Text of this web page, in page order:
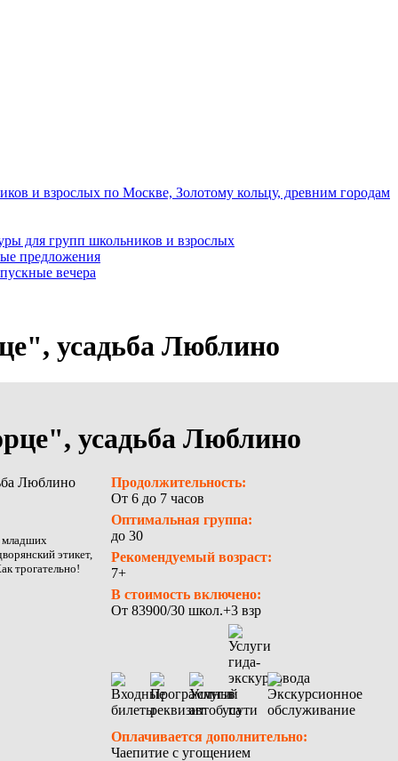
и взрослых по Москве, Золотому кольцу, древним городам
для групп школьников и взрослых
предложения
вечера
усадьба Люблино
усадьба Люблино
младших
этикет,
трогательно!
Продолжительность:
От 6 до 7 часов
Оптимальная группа:
до 30
Рекомендуемый возраст:
7+
В стоимость включено:
От 83900/30 школ.+3 взр
Оплачивается дополнительно:
Чаепитие с угощением